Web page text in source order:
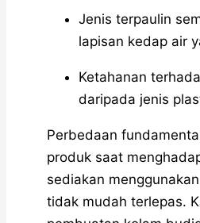
Jenis terpaulin
lapisan kedap air
Ketahanan
daripada jenis
Perbedaan
produk saat
sediakan
tidak mudah terlepas.